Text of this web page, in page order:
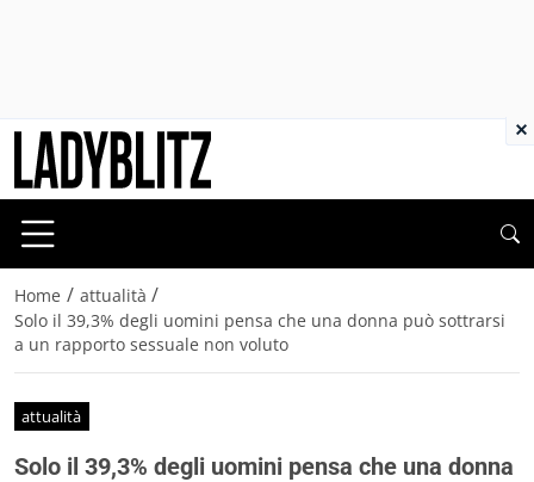
Home / attualità /
Solo il 39,3% degli uomini pensa che una donna può sottrarsi
a un rapporto sessuale non voluto
attualità
Solo il 39,3% degli uomini pensa che una donna
×